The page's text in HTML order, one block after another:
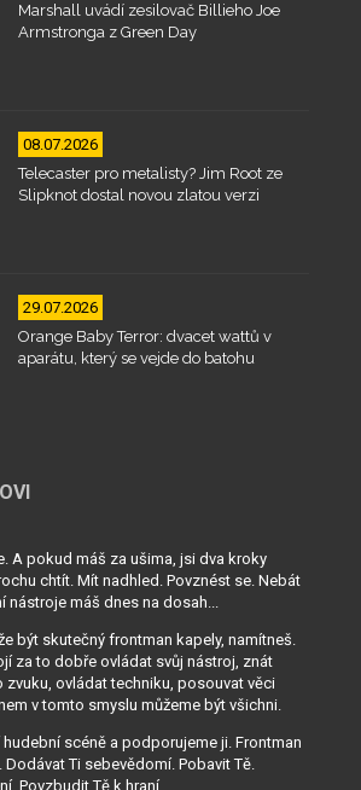
Marshall uvádí zesilovač Billieho Joe
Armstronga z Green Day
08.07.2026
Telecaster pro metalisty? Jim Root ze
Slipknot dostal novou zlatou verzi
29.07.2026
Orange Baby Terror: dvacet wattů v
aparátu, který se vejde do batohu
A pokud máš za ušima, jsi dva kroky
chtít. Mít nadhled. Povznést se. Nebát
nástroje máš dnes na dosah...
být skutečný frontman kapely, namítneš.
za to dobře ovládat svůj nástroj, znát
zvuku, ovládat techniku, posouvat věci
v tomto smyslu můžeme být všichni.
hudební scéně a podporujeme ji. Frontman
Ti sebevědomí. Pobavit Tě.
Povzbudit Tě k hraní...